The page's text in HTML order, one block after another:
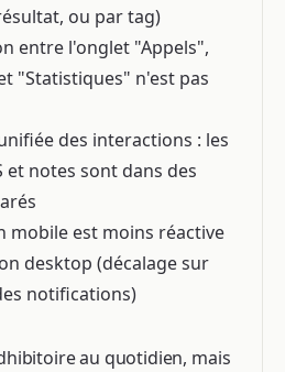
ou par tag)
entre l'onglet "Appels",
"Statistiques" n'est pas
des interactions : les
et notes sont dans des
mobile est moins réactive
desktop (décalage sur
notifications)
au quotidien, mais